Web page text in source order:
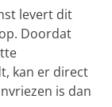
levert dit
Doordat
kan er direct
is dan